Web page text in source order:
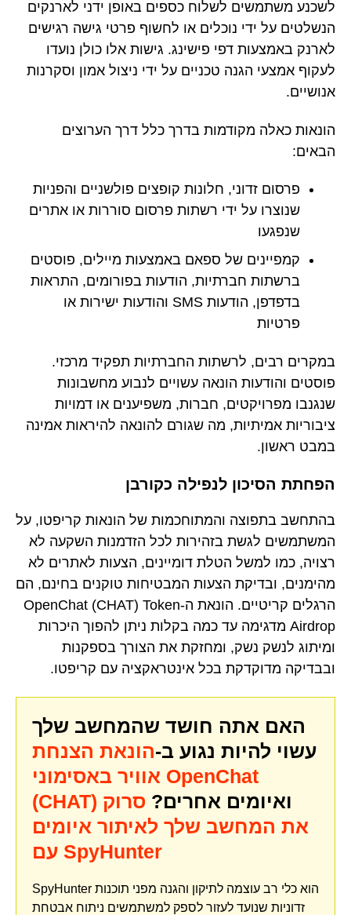
לשכנע משתמשים לשלוח כספים באופן ידני לארנקים
הנשלטים על ידי נוכלים או לחשוף פרטי גישה רגישים
לארנק באמצעות דפי פישינג. גישות אלו כולן נועדו
לעקוף אמצעי הגנה טכניים על ידי ניצול אמון וסקרנות
אנושיים.
הונאות כאלה מקודמות בדרך כלל דרך הערוצים
הבאים:
פרסום זדוני, חלונות קופצים פולשניים והפניות
שנוצרו על ידי רשתות פרסום סוררות או אתרים
שנפגעו
קמפיינים של ספאם באמצעות מיילים, פוסטים
ברשתות חברתיות, הודעות בפורומים, התראות
בדפדפן, הודעות SMS והודעות ישירות או
פרטיות
במקרים רבים, לרשתות החברתיות תפקיד מרכזי.
פוסטים והודעות הונאה עשויים לנבוע מחשבונות
שנגנבו מפרויקטים, חברות, משפיענים או דמויות
ציבוריות אמיתיות, מה שגורם להונאה להיראות אמינה
במבט ראשון.
הפחתת הסיכון לנפילה כקורבן
בהתחשב בתפוצה והמתוחכמות של הונאות קריפטו, על
המשתמשים לגשת בזהירות לכל הזדמנות השקעה לא
רצויה, כמו למשל הטלת דומיינים, הצעות לאתרים לא
מהימנים, ובדיקת הצעות המבטיחות טוקנים בחינם, הם
הרגלים קריטיים. הונאת ה-OpenChat (CHAT) Token
Airdrop מדגימה עד כמה בקלות ניתן להפוך היכרות
ומיתוג לנשק נשק, ומחזקת את הצורך בספקנות
ובבדיקה מדוקדקת בכל אינטראקציה עם קריפטו.
האם אתה חושד שהמחשב שלך
עשוי להיות נגוע ב-הונאת הצנחת
אוויר באסימוני OpenChat
(CHAT)
ואיומים אחרים? סרוק
את המחשב שלך לאיתור איומים
עם SpyHunter
SpyHunter הוא כלי רב עוצמה לתיקון והגנה מפני תוכנות
זדוניות שנועד לעזור לספק למשתמשים ניתוח אבטחת